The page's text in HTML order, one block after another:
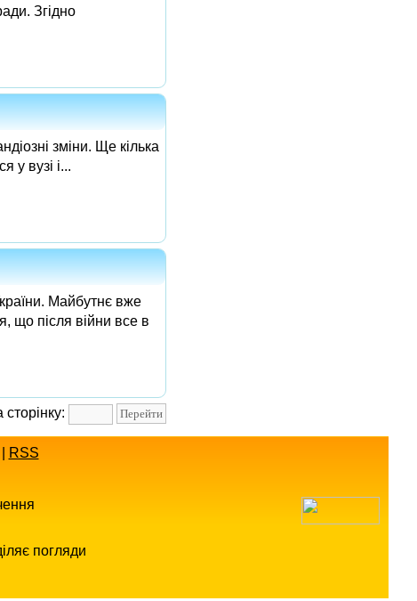
Згідно
зміни. Ще кілька
у вузі і...
Майбутнє вже
що після війни все в
сторінку:
RSS
погляди